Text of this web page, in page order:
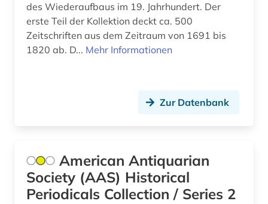
elektronische ressource (1)
elektronische zeitschrift (1)
england (1)
englisch (3)
des Wiederaufbaus im 19. Jahrhundert. Der
erste Teil der Kollektion deckt ca. 500
Zeitschriften aus dem Zeitraum von 1691 bis
1820 ab. D... Mehr Informationen
Zur Datenbank
American Antiquarian
Society (AAS) Historical
Periodicals Collection / Series 2